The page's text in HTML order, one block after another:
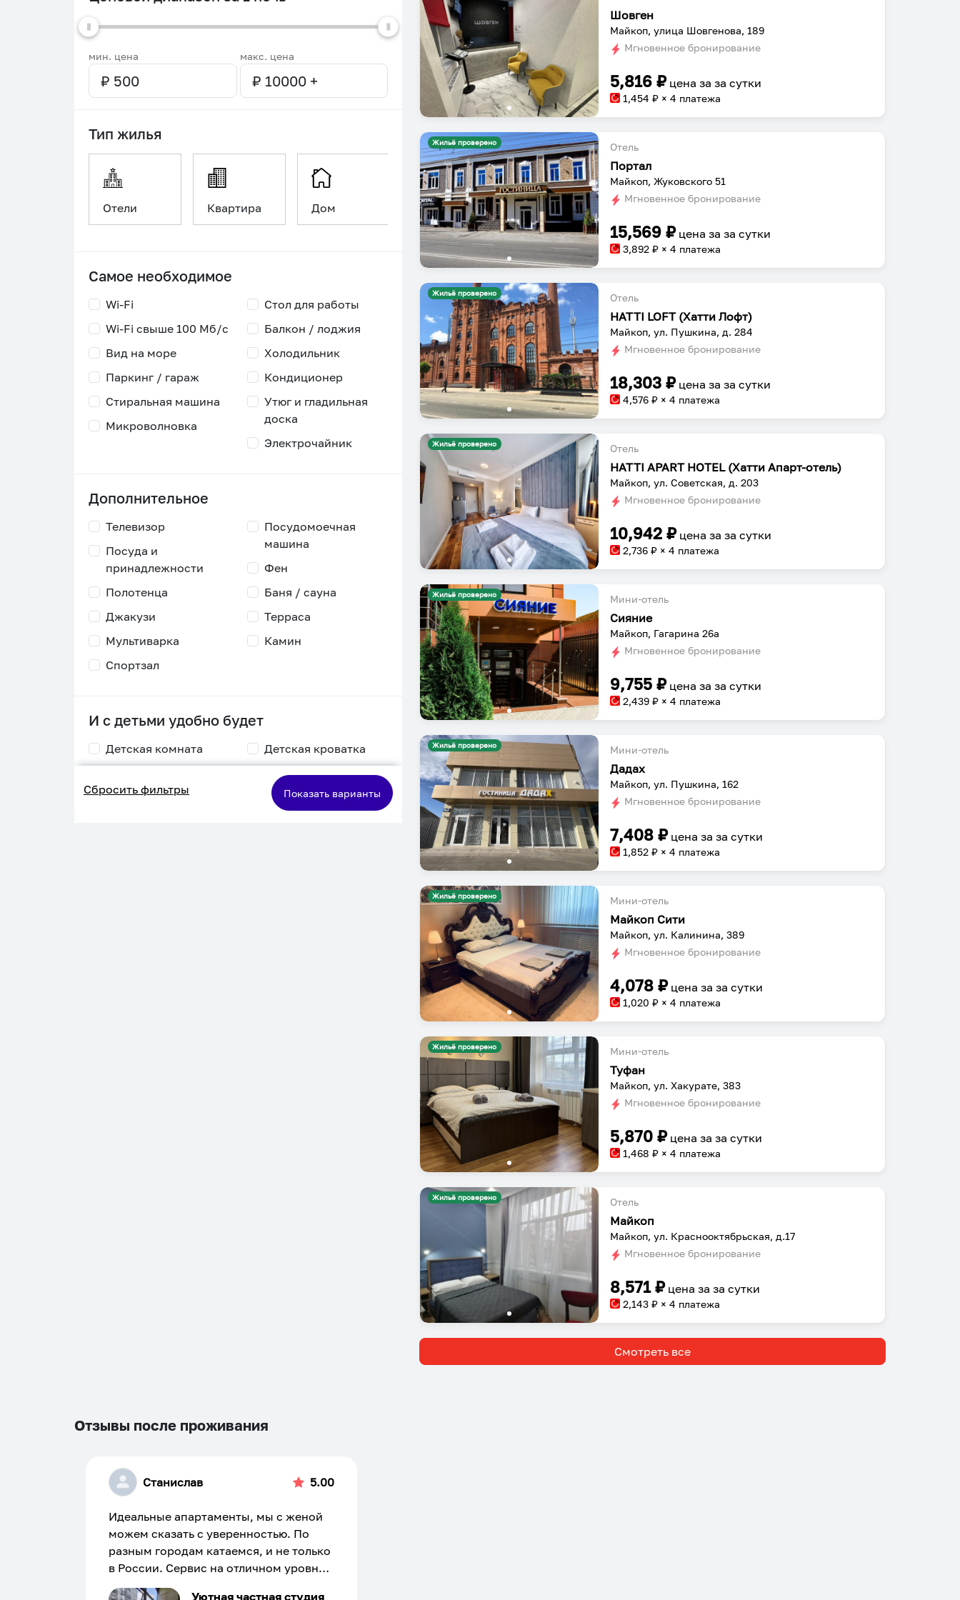
мин. цена макс. цена
Тип жилья
Отели Квартира Дом Уникальное
Самое необходимое
Wi-Fi
Wi-Fi свыше 100 Мб/с
Стол для работы
Балкон / лоджия
Вид на море
Паркинг / гараж
Холодильник
Кондиционер
Стиральная машина
Микроволновка
Утюг и гладильная
доска
Электрочайник
Дополнительное
Телевизор
Посуда и
принадлежности
Посудомоечная
машина
Фен
Полотенца
Джакузи
Баня / сауна
Терраса
Мультиварка
Спортзал
Камин
И с детьми удобно будет
Детская комната
кормления
Детская кроватка
Двухъярусная
кровать
Сбросить фильтры Показать варианты
Шовген
Майкоп, улица Шовгенова, 189
Мгновенное бронирование
5,816 ₽ цена заза сутки
1,454 ₽ × 4 платежа
Жильё проверено Отель
Портал
Майкоп, Жуковского 51
Мгновенное бронирование
15,569 ₽ цена заза сутки
3,892 ₽ × 4 платежа
Жильё проверено Отель
HATTI LOFT (Хатти Лофт)
Майкоп, ул. Пушкина, д. 284
Мгновенное бронирование
18,303 ₽ цена заза сутки
4,576 ₽ × 4 платежа
Жильё проверено Отель
HATTI APART HOTEL (Хатти Апарт-отель)
Майкоп, ул. Советская, д. 203
Мгновенное бронирование
10,942 ₽ цена заза сутки
2,736 ₽ × 4 платежа
Жильё проверено Мини-отель
Сияние
Майкоп, Гагарина 26а
Мгновенное бронирование
9,755 ₽ цена заза сутки
2,439 ₽ × 4 платежа
Жильё проверено Мини-отель
Дадах
Майкоп, ул. Пушкина, 162
Мгновенное бронирование
7,408 ₽ цена заза сутки
1,852 ₽ × 4 платежа
Жильё проверено Мини-отель
Майкоп Сити
Майкоп, ул. Калинина, 389
Мгновенное бронирование
4,078 ₽ цена заза сутки
1,020 ₽ × 4 платежа
Жильё проверено Мини-отель
Туфан
Майкоп, ул. Хакурате, 383
Мгновенное бронирование
5,870 ₽ цена заза сутки
1,468 ₽ × 4 платежа
Жильё проверено Отель
Майкоп
Майкоп, ул. Краснооктябрьская, д.17
Мгновенное бронирование
8,571₽ цена заза сутки
2,143 ₽ × 4 платежа
Смотреть все
Отзывы после проживания
Станислав 5.00
Идеальные апартаменты, мы с женой
можем сказать с уверенностью. По
разным городам катаемся, и не только
в России. Сервис на отличном уровне.
Хозяин апартаментов доброй души
Уютная частная студия